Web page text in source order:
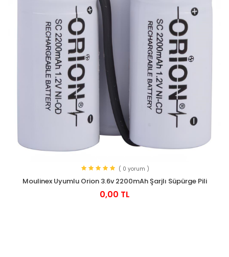
( 0 yorum )
Moulinex Uyumlu Orion 3.6v 2200mAh Şarjlı Süpürge Pili
0,00 TL